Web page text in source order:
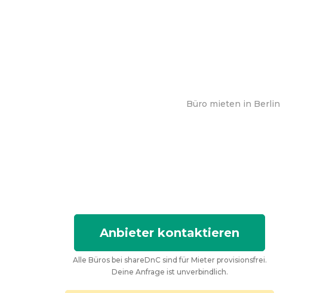
Büro mieten in Berlin
Anbieter kontaktieren
Alle Büros bei shareDnC sind für Mieter provisionsfrei.
Deine Anfrage ist unverbindlich.